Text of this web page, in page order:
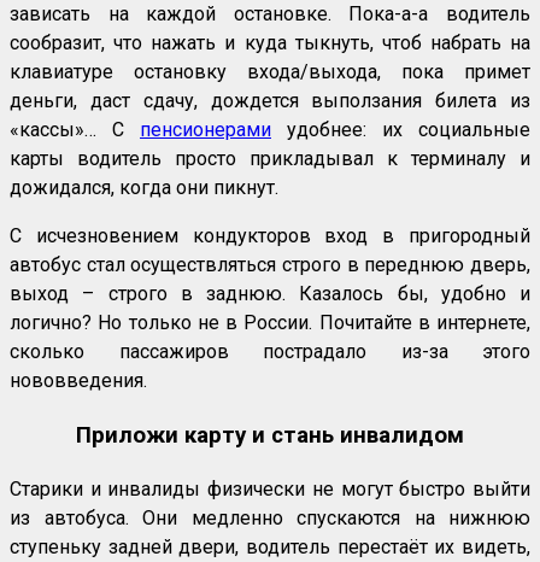
зависать на каждой остановке. Пока-а-а водитель
сообразит, что нажать и куда тыкнуть, чтоб набрать на
клавиатуре остановку входа/выхода, пока примет
деньги, даст сдачу, дождется выползания билета из
«кассы»… С пенсионерами удобнее: их социальные
карты водитель просто прикладывал к терминалу и
дожидался, когда они пикнут.
С исчезновением кондукторов вход в пригородный
автобус стал осуществляться строго в переднюю дверь,
выход – строго в заднюю. Казалось бы, удобно и
логично? Но только не в России. Почитайте в интернете,
сколько пассажиров пострадало из-за этого
нововведения.
Приложи карту и стань инвалидом
Старики и инвалиды физически не могут быстро выйти
из автобуса. Они медленно спускаются на нижнюю
ступеньку задней двери, водитель перестаёт их видеть,